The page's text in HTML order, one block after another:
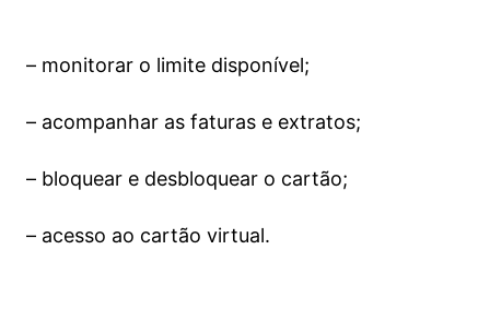
– monitorar o limite disponível;
– acompanhar as faturas e extratos;
– bloquear e desbloquear o cartão;
– acesso ao cartão virtual.